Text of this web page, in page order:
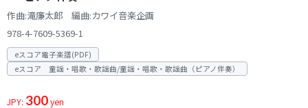
作曲:滝廉太郎 編曲:カワイ音楽企画
978-4-7609-5369-1
eスコア電子楽譜(PDF)
eスコア 童謡・唱歌・歌謡曲/童謡・唱歌・歌謡曲（ピアノ伴奏）
JPY: 300yen